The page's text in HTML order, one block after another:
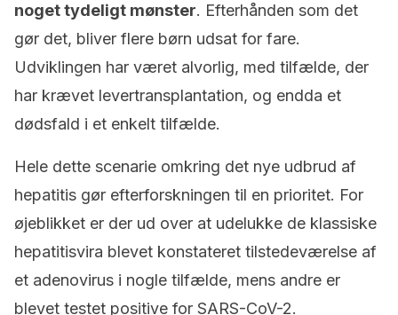
noget tydeligt mønster. Efterhånden som det
gør det, bliver flere børn udsat for fare.
Udviklingen har været alvorlig, med tilfælde, der
har krævet levertransplantation, og endda et
dødsfald i et enkelt tilfælde.
Hele dette scenarie omkring det nye udbrud af
hepatitis gør efterforskningen til en prioritet. For
øjeblikket er der ud over at udelukke de klassiske
hepatitisvira blevet konstateret tilstedeværelse af
et adenovirus i nogle tilfælde, mens andre er
blevet testet positive for SARS-CoV-2.